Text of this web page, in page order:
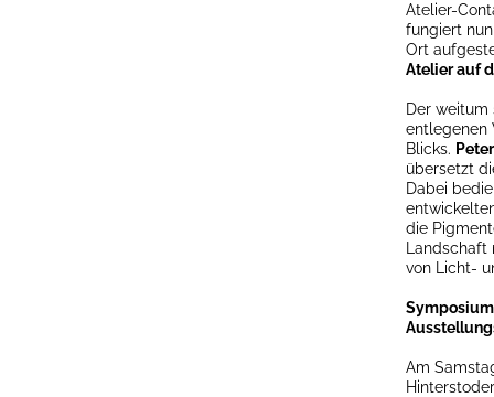
Atelier-
fungiert
Ort
Atelier auf
Der
entlegenen
Blicks.
übersetzt
Dabei
die
von Licht-
Am